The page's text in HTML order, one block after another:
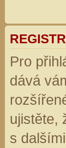
Pro
dává
ujistěte,
s